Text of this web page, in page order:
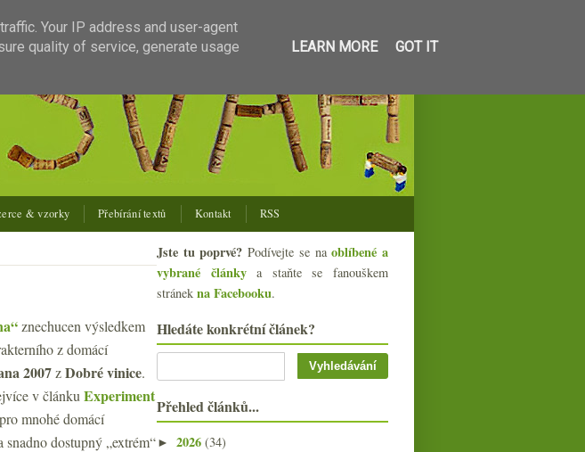
& vzorky Přebírání textů Kontakt RSS
znechucen výsledkem
z domácí
2007zDobré vinice.
v článku Experiment
mnohé domácí
dostupný „extrém“
Jste tu poprvé? Podívejte se naoblíbené a
vybrané článkya staňte se fanouškem
stránek na Facebooku.
Hledáte konkrétní článek?
Přehled článků...
► 2026 (34)
Your IP address and user-agent
quality of service, generate usage
LEARN MORE GOT IT